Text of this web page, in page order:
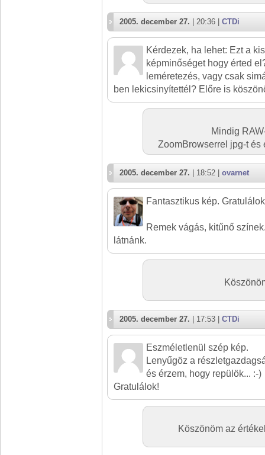
2005. december 27. | 20:36 | CTDi
Kérdezek, ha lehet: Ezt a
képminőséget hogy érted
leméretezés, vagy csak
ben lekicsinyítettél? Előre is
Mindig
ZoomBrowserrel jpg-t és
2005. december 27. | 18:52 | ovarnet
Fantasztikus kép.
Remek vágás, kitűnő
látnánk.
2005. december 27. | 17:53 | CTDi
Eszméletlenül szép kép.
Lenyűgöz a
és érzem, hogy repülök... :-)
Gratulálok!
Köszönöm az